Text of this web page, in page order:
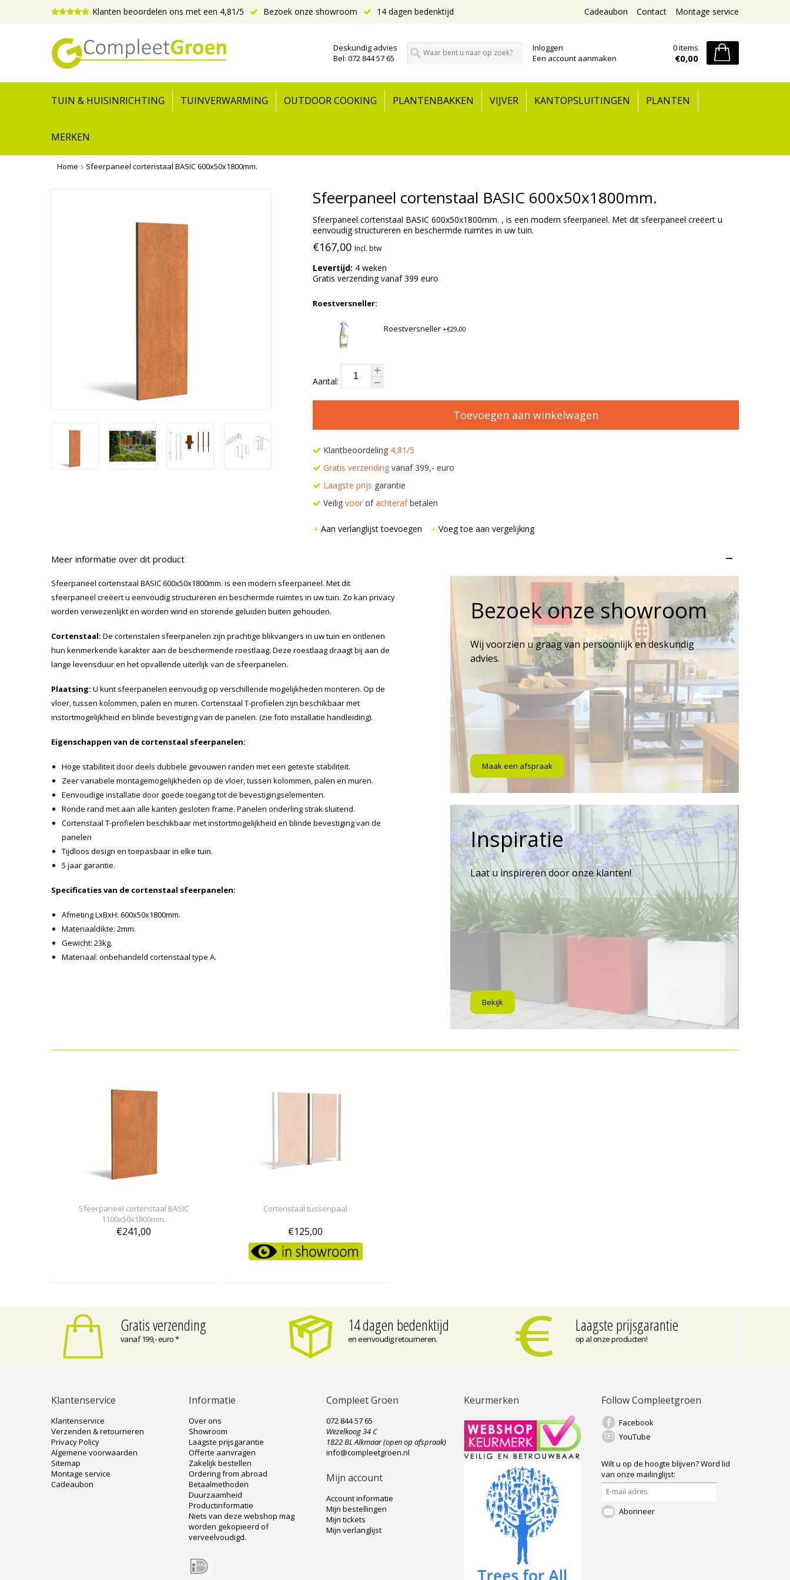
Klanten beoordelen ons met een 4,81/5 Bezoek onze showroom 14 dagen bedenktijd Montage service
Contact
Cadeaubon
Deskundig advies
Bel: 072 844 57 65
Inloggen
Een account aanmaken
0 items
€0,00
TUIN & HUISINRICHTING TUINVERWARMING OUTDOOR COOKING PLANTENBAKKEN VIJVER KANTOPSLUITINGEN PLANTEN
MERKEN
Home Sfeerpaneel cortenstaal BASIC 600x50x1800mm.
Sfeerpaneel cortenstaal BASIC 600x50x1800mm.
Sfeerpaneel cortenstaal BASIC 600x50x1800mm. , is een modern sfeerpaneel. Met dit sfeerpaneel creëert u
eenvoudig structureren en beschermde ruimtes in uw tuin.
€167,00 Incl. btw
Levertijd: 4 weken
Gratis verzending vanaf 399 euro
Roestversneller:
Roestversneller+€29,00
Aantal:
Toevoegen aan winkelwagen
Klantbeoordeling 4,81/5
Gratis verzendingvanaf 399,- euro
Laagste prijs garantie
Veilig voorofachterafbetalen
Aan verlanglijst toevoegen Voeg toe aan vergelijking
Meer informatie over dit product –
Sfeerpaneel cortenstaal BASIC 600x50x1800mm. is een modern sfeerpaneel. Met dit
sfeerpaneel creëert u eenvoudig structureren en beschermde ruimtes in uw tuin. Zo kan privacy
worden verwezenlijkt en worden wind en storende geluiden buiten gehouden.
Cortenstaal: De cortenstalen sfeerpanelen zijn prachtige blikvangers in uw tuin en ontlenen
hun kenmerkende karakter aan de beschermende roestlaag. Deze roestlaag draagt bij aan de
lange levensduur en het opvallende uiterlijk van de sfeerpanelen.
Plaatsing: U kunt sfeerpanelen eenvoudig op verschillende mogelijkheden monteren. Op de
vloer, tussen kolommen, palen en muren. Cortenstaal T-profielen zijn beschikbaar met
instortmogelijkheid en blinde bevestiging van de panelen. (zie foto installatie handleiding).
Eigenschappen van de cortenstaal sfeerpanelen:
Hoge stabiliteit door deels dubbele gevouwen randen met een geteste stabiliteit.
Zeer variabele montagemogelijkheden op de vloer, tussen kolommen, palen en muren.
Eenvoudige installatie door goede toegang tot de bevestigingselementen.
Ronde rand met aan alle kanten gesloten frame. Panelen onderling strak sluitend.
Cortenstaal T-profielen beschikbaar met instortmogelijkheid en blinde bevestiging van de
panelen
Tijdloos design en toepasbaar in elke tuin.
5 jaar garantie.
Specificaties van de cortenstaal sfeerpanelen:
Afmeting LxBxH: 600x50x1800mm.
Materiaaldikte: 2mm.
Gewicht: 23kg.
Materiaal: onbehandeld cortenstaal type A.
Bezoek onze showroom
Wij voorzien u graag van persoonlijk en deskundig
advies.
Maak een afspraak
Inspiratie
Laat u inspireren door onze klanten!
Bekijk
Sfeerpaneel cortenstaal BASIC
1100x50x1800mm.
€241,00
Cortenstaal tussenpaal
€125,00
Gratis verzending
vanaf 199,- euro *
14 dagen bedenktijd
en eenvoudig retourneren.
Laagste prijsgarantie
op al onze producten!
Klantenservice
Klantenservice
Verzenden & retourneren
Privacy Policy
Algemene voorwaarden
Sitemap
Montage service
Cadeaubon
Informatie
Over ons
Showroom
Laagste prijsgarantie
Offerte aanvragen
Zakelijk bestellen
Ordering from abroad
Betaalmethoden
Duurzaamheid
Productinformatie
Niets van deze webshop mag
worden gekopieerd of
verveelvoudigd.
Compleet Groen
072 844 57 65
Wezelkoog 34 C
1822 BL Alkmaar (open op afspraak)
info@compleetgroen.nl
Mijn account
Account informatie
Mijn bestellingen
Mijn tickets
Mijn verlanglijst
Keurmerken Follow Compleetgroen
Facebook
YouTube
Wilt u op de hoogte blijven?Word lid
van onze mailinglijst:
Abonneer